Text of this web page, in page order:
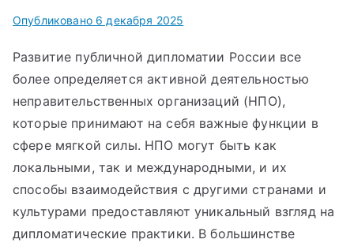
Опубликовано 6 декабря 2025
Развитие публичной дипломатии России все
более определяется активной деятельностью
неправительственных организаций (НПО),
которые принимают на себя важные функции в
сфере мягкой силы. НПО могут быть как
локальными, так и международными, и их
способы взаимодействия с другими странами и
культурами предоставляют уникальный взгляд на
дипломатические практики. В большинстве